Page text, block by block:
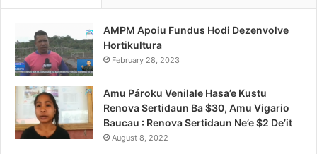
AMPM Apoiu Fundus Hodi Dezenvolve
Hortikultura
February 28, 2023
Amu Pároku Venilale Hasa’e Kustu
Renova Sertidaun Ba $30, Amu Vigario
Baucau : Renova Sertidaun Ne’e $2 De’it
August 8, 2022